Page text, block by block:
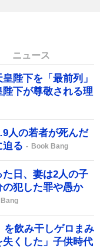
ニュース
陛下を「最前列」
下が尊敬される理
人の若者が死んだ
迫る
Book Bang
た日、妻は2人の子
犯した罪や愚か
を飲み干しゲロまみ
くした」子供時代